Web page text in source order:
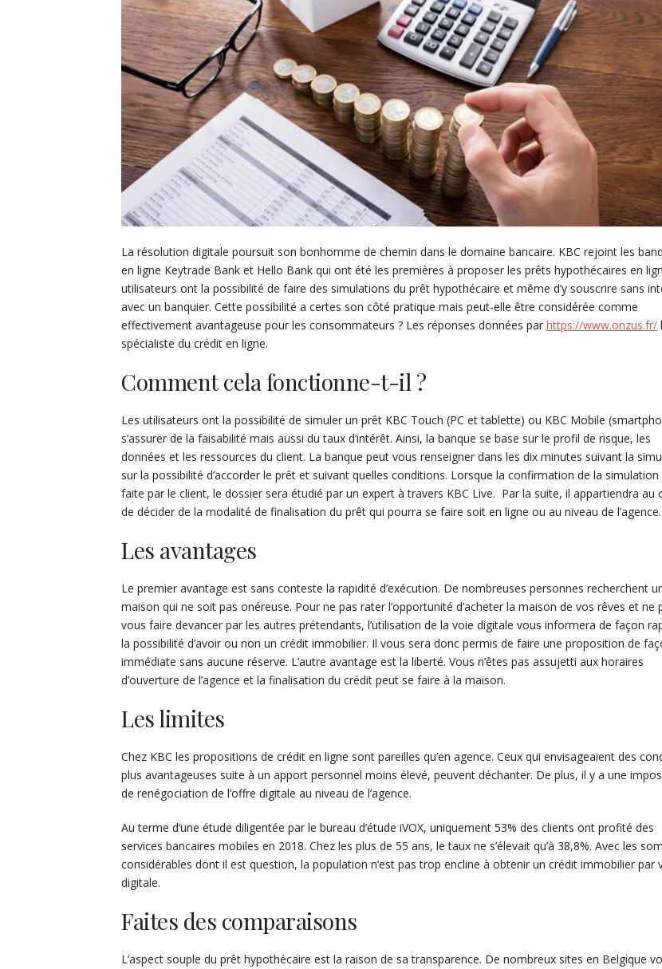
La résolution digitale poursuit son bonhomme de chemin dans le domaine bancaire. KBC rejoint les
en ligne Keytrade Bank et Hello Bank qui ont été les premières à proposer les prêts hypothécaires en
utilisateurs ont la possibilité de faire des simulations du prêt hypothécaire et même d’y souscrire sans
avec un banquier. Cette possibilité a certes son côté pratique mais peut-elle être considérée comme
effectivement avantageuse pour les consommateurs ? Les réponses données par https://www.onzus.fr/
spécialiste du crédit en ligne.
Comment cela fonctionne-t-il ?
Les utilisateurs ont la possibilité de simuler un prêt KBC Touch (PC et tablette) ou KBC Mobile
s’assurer de la faisabilité mais aussi du taux d’intérêt. Ainsi, la banque se base sur le profil de risque, les
données et les ressources du client. La banque peut vous renseigner dans les dix minutes suivant la
sur la possibilité d’accorder le prêt et suivant quelles conditions. Lorsque la confirmation de la simulation
faite par le client, le dossier sera étudié par un expert à travers KBC Live. Par la suite, il appartiendra au
de décider de la modalité de finalisation du prêt qui pourra se faire soit en ligne ou au niveau de l’agence.
Les avantages
Le premier avantage est sans conteste la rapidité d’exécution. De nombreuses personnes recherchent
maison qui ne soit pas onéreuse. Pour ne pas rater l’opportunité d’acheter la maison de vos rêves et ne
vous faire devancer par les autres prétendants, l’utilisation de la voie digitale vous informera de façon
la possibilité d’avoir ou non un crédit immobilier. Il vous sera donc permis de faire une proposition de
immédiate sans aucune réserve. L’autre avantage est la liberté. Vous n’êtes pas assujetti aux horaires
d’ouverture de l’agence et la finalisation du crédit peut se faire à la maison.
Les limites
Chez KBC les propositions de crédit en ligne sont pareilles qu’en agence. Ceux qui envisageaient des
plus avantageuses suite à un apport personnel moins élevé, peuvent déchanter. De plus, il y a une
de renégociation de l’offre digitale au niveau de l’agence.
Au terme d’une étude diligentée par le bureau d’étude iVOX, uniquement 53% des clients ont profité des
services bancaires mobiles en 2018. Chez les plus de 55 ans, le taux ne s’élevait qu’à 38,8%. Avec les
considérables dont il est question, la population n’est pas trop encline à obtenir un crédit immobilier par
digitale.
Faites des comparaisons
L’aspect souple du prêt hypothécaire est la raison de sa transparence. De nombreux sites en Belgique